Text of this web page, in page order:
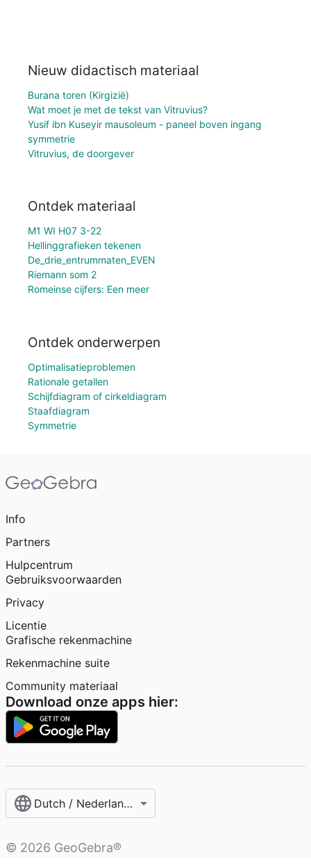
Nieuw didactisch materiaal
Burana toren (Kirgizië)
Wat moet je met de tekst van Vitruvius?
Yusif ibn Kuseyir mausoleum - paneel boven ingang
symmetrie
Vitruvius, de doorgever
Ontdek materiaal
M1 WI H07 3-22
Hellinggrafieken tekenen
De_drie_entrummaten_EVEN
Riemann som 2
Romeinse cijfers: Een meer
Ontdek onderwerpen
Optimalisatieproblemen
Rationale getallen
Schijfdiagram of cirkeldiagram
Staafdiagram
Symmetrie
Info
Partners
Hulpcentrum
Gebruiksvoorwaarden
Privacy
Licentie
Grafische rekenmachine
Rekenmachine suite
Community materiaal
Download onze apps hier:
Dutch / Nederlands‎ (België)‎
© 2026 GeoGebra®